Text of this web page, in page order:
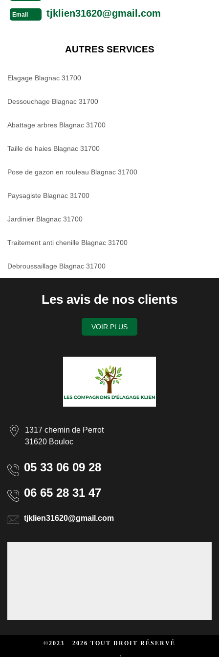
Email tjklien31620@gmail.com
AUTRES SERVICES
Elagage Blagnac 31700
Dessouchage Blagnac 31700
Abattage arbres Blagnac 31700
Taille de haies Blagnac 31700
Pose de gazon en rouleau Blagnac 31700
Paysagiste Blagnac 31700
Jardinier Blagnac 31700
Traitement anti chenille Blagnac 31700
Debroussaillage Blagnac 31700
Les avis de nos clients
VOIR PLUS
1317 chemin de Perrot
31620 Bouloc
05 33 06 09 28
06 65 28 31 47
tjklien31620@gmail.com
©2023 - 2026 TOUT DROIT RÉSERVÉ